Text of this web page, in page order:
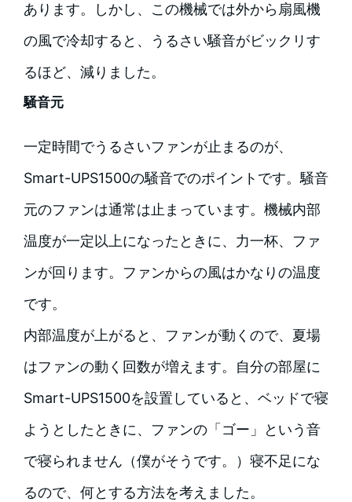
あります。しかし、この機械では外から扇風機
の風で冷却すると、うるさい騒音がビックリす
るほど、減りました。
騒音元
一定時間でうるさいファンが止まるのが、
Smart-UPS1500の騒音でのポイントです。騒音
元のファンは通常は止まっています。機械内部
温度が一定以上になったときに、力一杯、ファ
ンが回ります。ファンからの風はかなりの温度
です。
内部温度が上がると、ファンが動くので、夏場
はファンの動く回数が増えます。自分の部屋に
Smart-UPS1500を設置していると、ベッドで寝
ようとしたときに、ファンの「ゴー」という音
で寝られません（僕がそうです。）寝不足にな
るので、何とする方法を考えました。